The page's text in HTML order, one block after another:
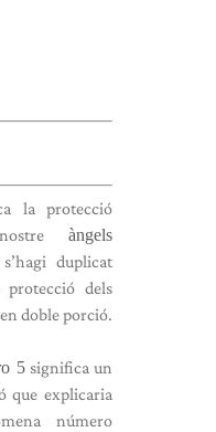
la protecció
àngels
duplicat
dels
doble porció.
5significa un
que explicaria
número